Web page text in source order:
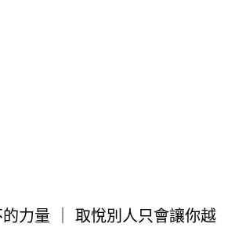
力量 ｜ 取悅別人只會讓你越